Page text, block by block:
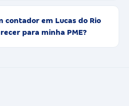
contador em Lucas do Rio
para minha PME?